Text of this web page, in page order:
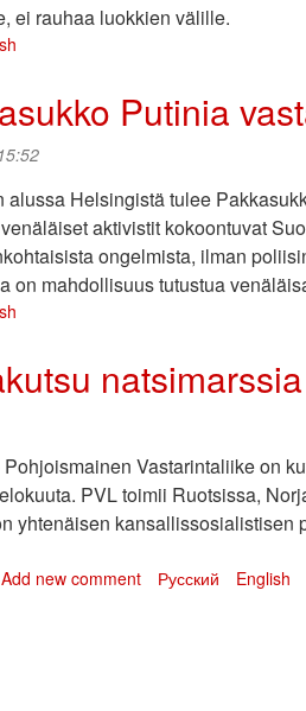
ei rauhaa luokkien välille.
Putinia
alussa Helsingistä tulee
aktivistit kokoontuvat
ongelmista, ilman
on mahdollisuus tutustua
Vastarintaliike on
PVL toimii Ruotsissa,
yhtenäisen
Add new comment Русский English